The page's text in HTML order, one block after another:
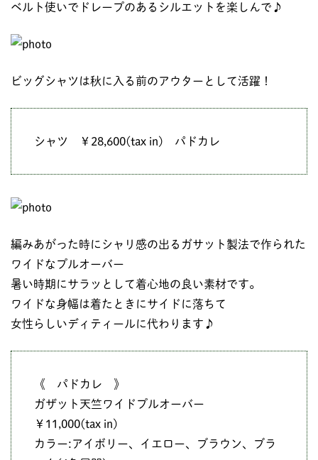
ベルト使いでドレープのあるシルエットを楽しんで♪
ビッグシャツは秋に入る前のアウターとして活躍！
シャツ ￥28,600(tax in) パドカレ
編みあがった時にシャリ感の出るガサット製法で作られた
ワイドなプルオーバー
暑い時期にサラッとして着心地の良い素材です。
ワイドな身幅は着たときにサイドに落ちて
女性らしいディティールに代わります♪
《 パドカレ 》
ガザット天竺ワイドプルオーバー
￥11,000(tax in)
カラー:アイボリー、イエロー、ブラウン、ブラ